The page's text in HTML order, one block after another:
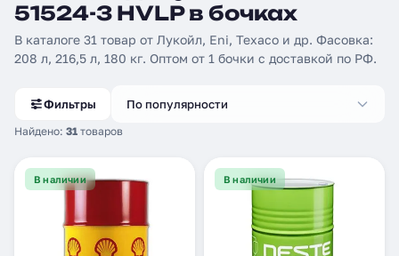
51524-3 HVLP в бочках
В каталоге 31 товар от Лукойл, Eni, Texaco и др. Фасовка:
208 л, 216,5 л, 180 кг. Оптом от 1 бочки с доставкой по РФ.
Фильтры
Найдено: 31 товаров
По популярности
В наличии В наличии